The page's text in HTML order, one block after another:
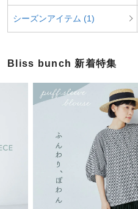
シーズンアイテム (1)
Bliss bunch 新着特集